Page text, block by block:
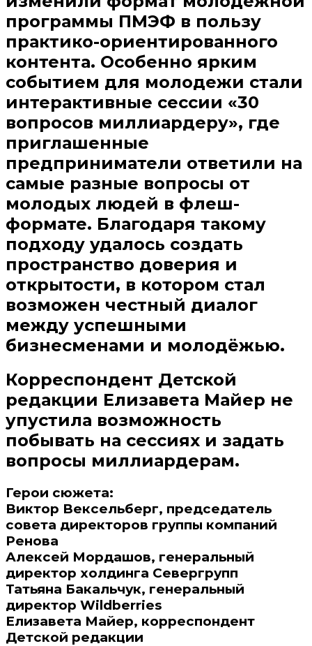
программы ПМЭФ в пользу
практико-ориентированного
контента. Особенно ярким
событием для молодежи стали
интерактивные сессии «30
вопросов миллиардеру», где
приглашенные
предприниматели ответили на
самые разные вопросы от
молодых людей в флеш-
формате. Благодаря такому
подходу удалось создать
пространство доверия и
открытости, в котором стал
возможен честный диалог
между успешными
бизнесменами и молодёжью.
Корреспондент Детской
редакции Елизавета Майер не
упустила возможность
побывать на сессиях и задать
вопросы миллиардерам.
Герои сюжета:
Виктор Вексельберг, председатель
совета директоров группы компаний
Ренова
Алексей Мордашов, генеральный
директор холдинга Севергрупп
Татьяна Бакальчук, генеральный
директор Wildberries
Елизавета Майер, корреспондент
Детской редакции